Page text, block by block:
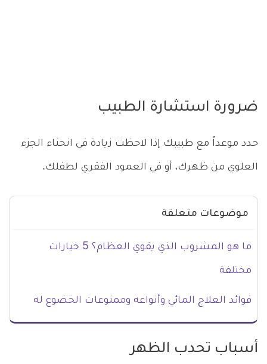
ضرورة استشارة الطبيب
حدد موعداً مع طبيبك إذا لاحظت زيادة في انحناء الجزء
العلوي من ظهرك، أو في العمود الفقري لطفلك.
موضوعات متعلقة
ما هو المشروب الذي يقوي العظام؟ 5 خيارات
مختلفة
فوائد العلاج المائي وأنواعه وممنوعات الخضوع له
أسباب تحدب الظهر